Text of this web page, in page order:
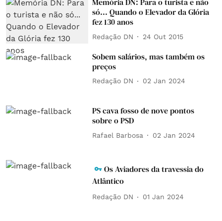
só... Quando o Elevador da Glória
fez 130 anos
Redação DN 24 Out 2015
Sobem salários, mas também os
preços
Redação DN 02 Jan 2024
PS cava fosso de nove pontos
sobre o PSD
Rafael Barbosa 02 Jan 2024
Os Aviadores da travessia do
Atlântico
Redação DN 01 Jan 2024